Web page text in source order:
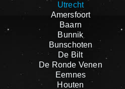
Utrecht
Amersfoort
Baarn
Bunnik
Bunschoten
De Bilt
De Ronde Venen
Eemnes
Houten